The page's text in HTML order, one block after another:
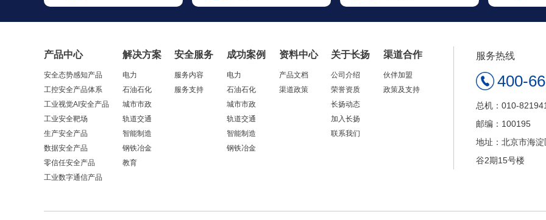
产品中心
安全态势感知产品
工控安全产品体系
工业视觉AI安全产品
工业安全靶场
生产安全产品
数据安全产品
零信任安全产品
工业数字通信产品
解决方案
电力
石油石化
城市市政
轨道交通
智能制造
钢铁冶金
教育
安全服务
服务内容
服务支持
成功案例
电力
石油石化
城市市政
轨道交通
智能制造
钢铁冶金
资料中心
产品文档
渠道政策
关于长扬
公司介绍
荣誉资质
长扬动态
加入长扬
联系我们
渠道合作
伙伴加盟
政策及支持
服务热线
400-
总机：010-
邮编：100195
地址：北京市海
谷2期15号楼